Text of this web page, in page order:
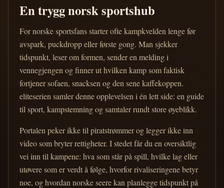
En trygg norsk sportshub
For norske sportsfans starter ofte kampkvelden lenge før
avspark, puckdropp eller første gong. Man sjekker
tidspunkt, leser om formen, sender en melding i
vennegjengen og finner ut hvilken kamp som faktisk
fortjener sofaen, snacksen og den sene kaffekoppen.
eliteserien samler denne opplevelsen i én lett side: en guide
til sport, kampstemning og samtaler rundt store øyeblikk.
Portalen peker ikke til piratstrømmer og legger ikke inn
video som bryter rettigheter. I stedet får du en oversiktlig
vei inn til kampene: hva som står på spill, hvilke lag eller
utøvere som er verdt å følge, hvorfor rivaliseringene betyr
noe, og hvordan norske seere kan planlegge tidspunkt på